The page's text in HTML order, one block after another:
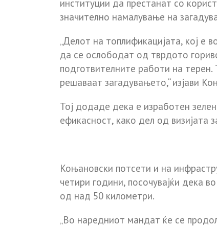
институции да престанат со
значително намалување на
„Делот на топлификацијата, кој е
да се ослободат од тврдото
подготвителните работи на
решаваат загадувањето,“ изјави
Тој додаде дека е изработен
ефикасност, како дел од визијата
Коњановски потсети и на
четири години, посочувајќи дека
од над 50 километри.
„Во наредниот мандат ќе се